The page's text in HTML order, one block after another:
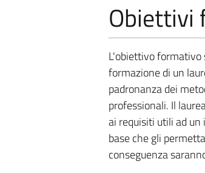
Obiettivi
L'obiettivo formativo
formazione di un
padronanza dei
professionali. Il
ai requisiti utili ad
base che gli
conseguenza